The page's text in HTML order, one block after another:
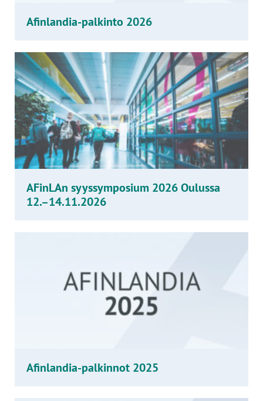
Afinlandia-palkinto 2026
AFinLAn syyssymposium 2026 Oulussa
12.–14.11.2026
Afinlandia-palkinnot 2025